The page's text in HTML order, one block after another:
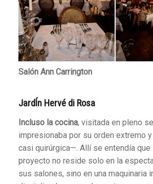
Salón Ann Carrington
JardÍn Hervé di Rosa
Incluso la cocina, visitada en pleno
impresionaba por su orden extremo
casi quirúrgica—. Allí se entendía que
proyecto no reside solo en la
sus salones, sino en una maquinaria